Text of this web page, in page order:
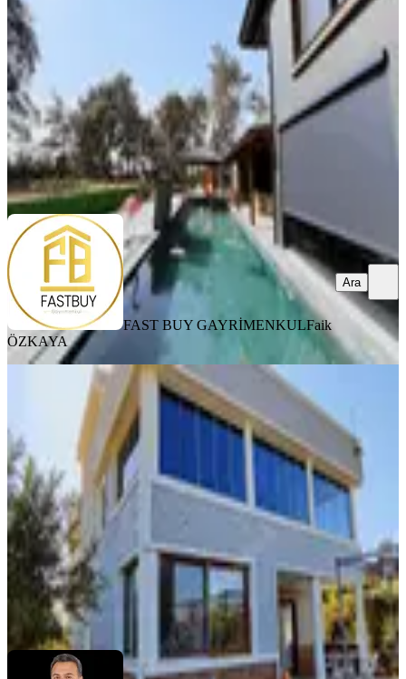
Buca, Karacaağaç Mahallesi
25.03.2026
99.000.000 ₺
FAST BUY GAYRİMENKULFaik ÖZKAYA
Ara
FAST BUY GAYRİMENKULFaik
ÖZKAYA
Ara
Buca Karacaağaç Köyü Satılık
Müstakil 4+2 Villa
Buca, Karacaağaç Mahallesi
4+2· 400 m²· 07.05.2024
18.000.000 ₺
Werymax Gayrimenkul Yüksel Kutlay
Ara